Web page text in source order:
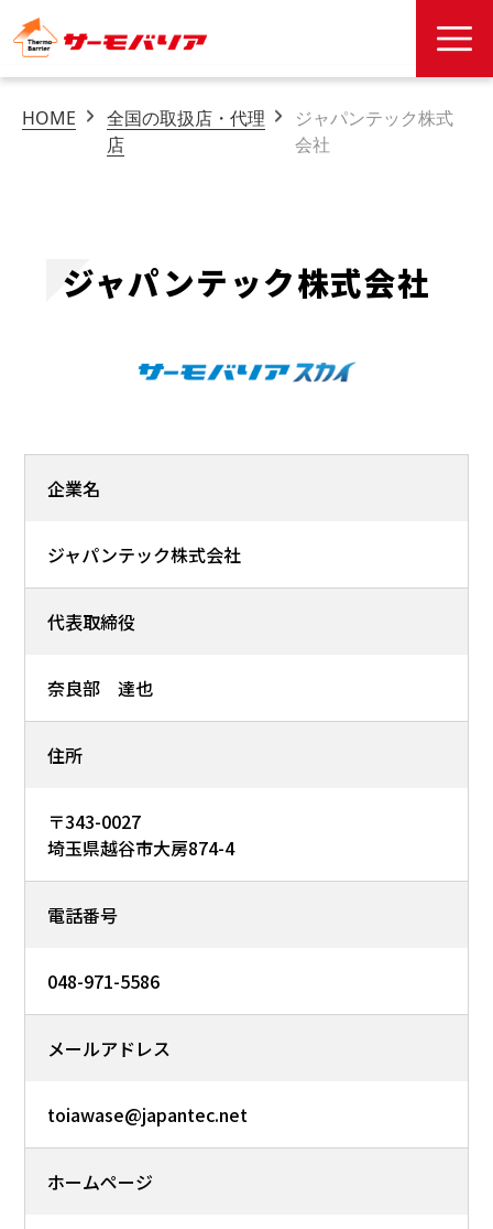
HOME
全国の取扱店・代理
店
ジャパンテック株式
会社
ジャパンテック株式会社
企業名
ジャパンテック株式会社
代表取締役
奈良部 達也
住所
〒343-0027
埼玉県越谷市大房874-4
電話番号
048-971-5586
メールアドレス
toiawase@japantec.net
ホームページ